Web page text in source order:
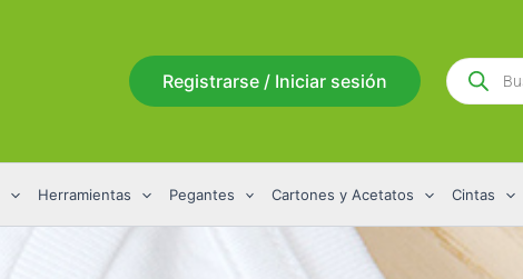
Registrarse / Iniciar sesión
Búsqueda
de
productos
Herramientas Pegantes Cartones y Acetatos Cintas